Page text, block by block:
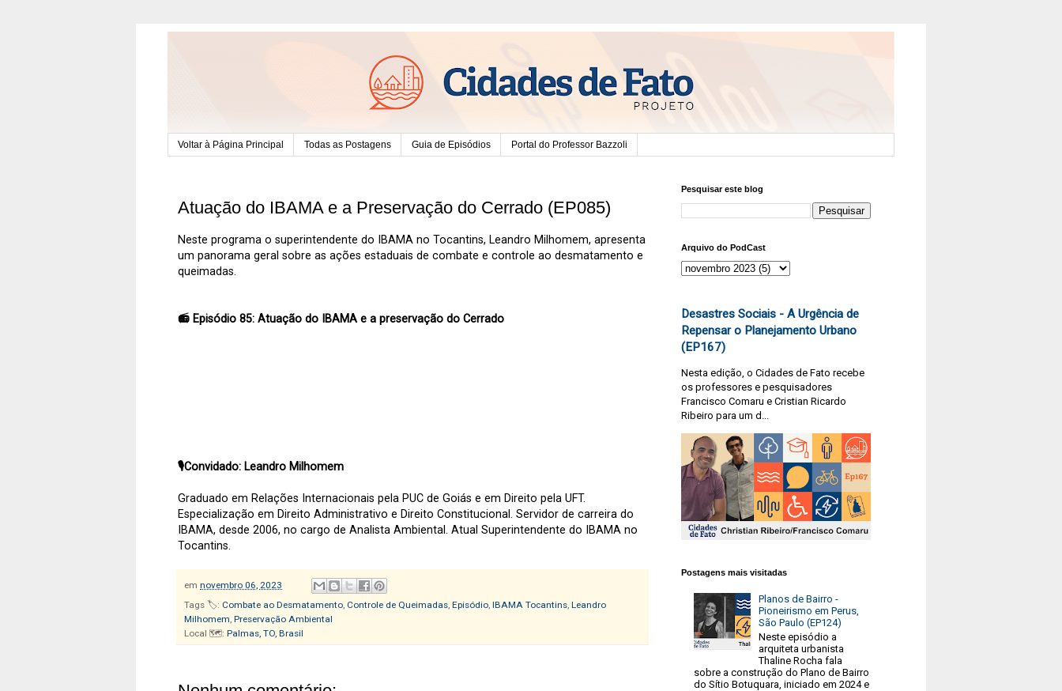
Voltar à Página Principal Todas as Postagens Guia de Episódios Portal do Professor Bazzoli
Atuação do IBAMA e a Preservação do Cerrado (EP085)
Neste programa o superintendente do IBAMA no Tocantins, Leandro Milhomem, apresenta
um panorama geral sobre as ações estaduais de combate e controle ao desmatamento e
queimadas.
📻 Episódio 85: Atuação do IBAMA e a preservação do Cerrado
🎙️Convidado: Leandro Milhomem
Graduado em Relações Internacionais pela PUC de Goiás e em Direito pela UFT.
Especialização em Direito Administrativo e Direito Constitucional. Servidor de carreira do
IBAMA, desde 2006, no cargo de Analista Ambiental. Atual Superintendente do IBAMA no
Tocantins.
em novembro 06, 2023
Tags 🏷️: Combate ao Desmatamento, Controle de Queimadas, Episódio, IBAMA Tocantins, Leandro
Milhomem, Preservação Ambiental
Local 🗺️: Palmas, TO, Brasil
Pesquisar este blog
Arquivo do PodCast
Desastres Sociais - A Urgência de
Repensar o Planejamento Urbano
(EP167)
Nesta edição, o Cidades de Fato recebe
os professores e pesquisadores
Francisco Comaru e Cristian Ricardo
Ribeiro para um d...
Postagens mais visitadas
Planos de Bairro -
Pioneirismo em Perus,
São Paulo (EP124)
Neste episódio a
arquiteta urbanista
Thaline Rocha fala
sobre a construção do Plano de Bairro
do Sítio Botuquara, iniciado em 2024 e